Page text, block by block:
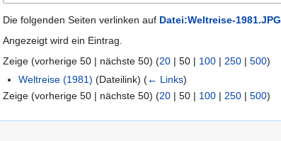
Die folgenden Seiten verlinken auf Datei:Weltreise-1981.JPG
Angezeigt wird ein Eintrag.
Zeige (vorherige 50 | nächste 50) (20 | 50 | 100 | 250 | 500)
Weltreise (1981) (Dateilink)(← Links)
Zeige (vorherige 50 | nächste 50) (20 | 50 | 100 | 250 | 500)